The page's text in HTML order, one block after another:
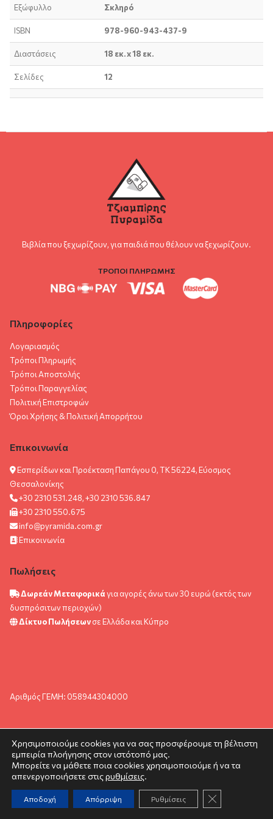
Εξώφυλλο Σκληρό
ISBN 978-960-943-437-9
Διαστάσεις 18 εκ. x 18 εκ.
Σελίδες 12
Βιβλία που ξεχωρίζουν, για παιδιά που θέλουν να ξεχωρίζουν.
ΤΡΟΠΟΙ ΠΛΗΡΩΜΗΣ
Πληροφορίες
Λογαριασμός
Τρόποι Πληρωμής
Τρόποι Αποστολής
Τρόποι Παραγγελίας
Πολιτική Επιστροφών
Όροι Χρήσης & Πολιτική Aπορρήτου
Επικοινωνία
Εσπερίδων και Προέκταση Παπάγου 0, ΤΚ 56224, Εύοσμος
Θεσσαλονίκης
+30 2310 531.248, +30 2310 536.847
+30 2310 550.675
info@pyramida.com.gr
Επικοινωνία
Πωλήσεις
Δωρεάν Μεταφορικάγια αγορές άνω των 30 ευρώ (εκτός των
δυσπρόσιτων περιοχών)
Δίκτυο Πωλήσεωνσε Ελλάδα και Κύπρο
Αριθμός ΓΕΜΗ: 058944304000
© pyramida.com.gr 2024. All rights reserved.
Χρησιμοποιούμε cookies για να σας προσφέρουμε τη βέλτιστη
εμπειρία πλοήγησης στον ιστότοπό μας.
Μπορείτε να μάθετε ποια cookies χρησιμοποιούμε ή να τα
απενεργοποιήσετε στιςρυθμίσεις.
Αποδοχή Απόρριψη Ρυθμίσεις Κλείσιμο του